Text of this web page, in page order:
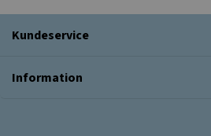
Kundeservice
Information